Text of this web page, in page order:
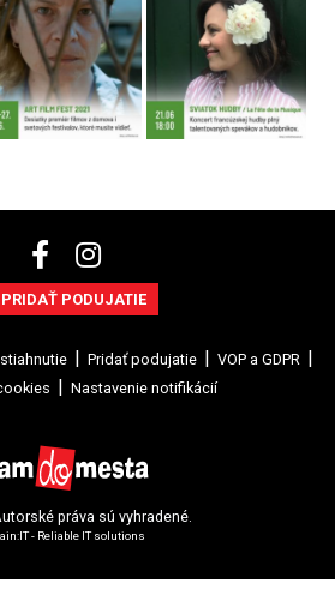
PRIDAŤ PODUJATIE
Pridať podujatie
VOP a GDPR
Nastavenie notifikácií
práva sú vyhradené.
- Reliable IT solutions